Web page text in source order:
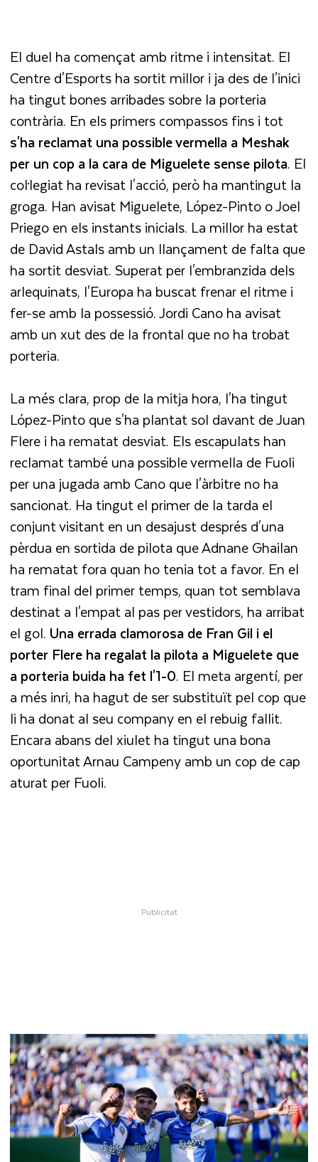
El duel ha començat amb ritme i intensitat. El
Centre d'Esports ha sortit millor i ja des de l'inici
ha tingut bones arribades sobre la porteria
contrària. En els primers compassos fins i tot
s'ha reclamat una possible vermella a Meshak
per un cop a la cara de Miguelete sense pilota. El
col·legiat ha revisat l'acció, però ha mantingut la
groga. Han avisat Miguelete, López-Pinto o Joel
Priego en els instants inicials. La millor ha estat
de David Astals amb un llançament de falta que
ha sortit desviat. Superat per l'embranzida dels
arlequinats, l'Europa ha buscat frenar el ritme i
fer-se amb la possessió. Jordi Cano ha avisat
amb un xut des de la frontal que no ha trobat
porteria.
La més clara, prop de la mitja hora, l'ha tingut
López-Pinto que s'ha plantat sol davant de Juan
Flere i ha rematat desviat. Els escapulats han
reclamat també una possible vermella de Fuoli
per una jugada amb Cano que l'àrbitre no ha
sancionat. Ha tingut el primer de la tarda el
conjunt visitant en un desajust després d'una
pèrdua en sortida de pilota que Adnane Ghailan
ha rematat fora quan ho tenia tot a favor. En el
tram final del primer temps, quan tot semblava
destinat a l'empat al pas per vestidors, ha arribat
el gol. Una errada clamorosa de Fran Gil i el
porter Flere ha regalat la pilota a Miguelete que
a porteria buida ha fet l'1-0. El meta argentí, per
a més inri, ha hagut de ser substituït pel cop que
li ha donat al seu company en el rebuig fallit.
Encara abans del xiulet ha tingut una bona
oportunitat Arnau Campeny amb un cop de cap
aturat per Fuoli.